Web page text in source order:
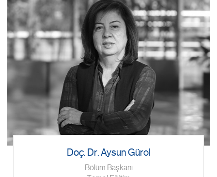
Doç. Dr. Aysun Gürol
Bölüm Başkanı